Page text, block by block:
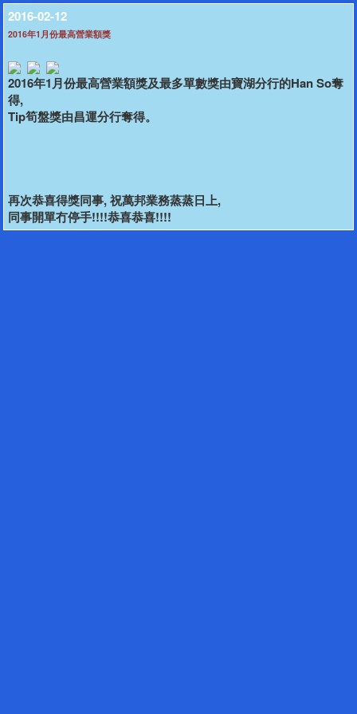
2016-02-12
2016年1月份最高營業額獎
2016年1月份最高營業額獎及最多單數獎由寶湖分行的Han So奪
得,
Tip筍盤獎由昌運分行奪得。
再次恭喜得獎同事, 祝萬邦業務蒸蒸日上,
同事開單冇停手!!!!恭喜恭喜!!!!